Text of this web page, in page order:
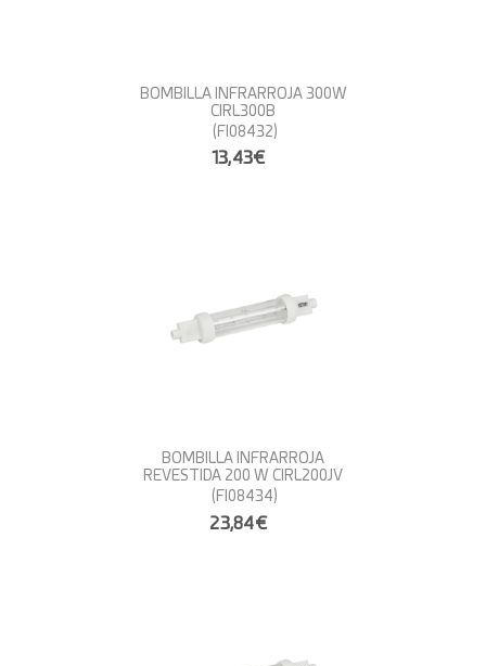
BOMBILLA INFRARROJA 300W
CIRL300B
(FI08432)
13,43€
BOMBILLA INFRARROJA
REVESTIDA 200 W CIRL200JV
(FI08434)
23,84€